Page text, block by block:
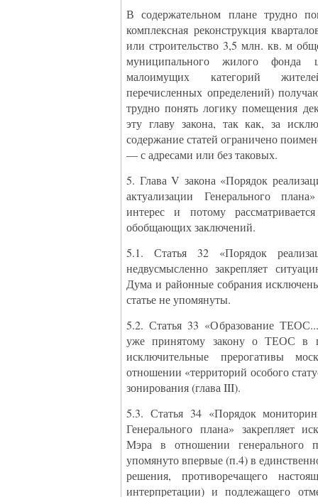
В содержательном плане трудно
комплексная реконструкция
или строительство 3,5 млн. кв. м
муниципального жилого фонда
малоимущих категорий
перечисленных определений)
трудно понять логику помещения
эту главу закона, так как, за
содержание статей ограничено
— с адресами или без таковых.
5. Глава V закона «Порядок
актуализации Генерального
интерес и потому
обобщающих заключений.
5.1. Статья 32 «Порядок
недвусмысленно закрепляет
Дума и районные собрания
статье не упомянуты.
5.2. Статья 33 «Образование
уже принятому закону о ТЕОС в
исключительные прерогативы
отношении «территорий особого
зонирования (глава III).
5.3. Статья 34 «Порядок
Генерального плана» закрепляет
Мэра в отношении генерального
упомянуто впервые (п.4) в
решения, противоречащего
интерпретации) и подлежащего